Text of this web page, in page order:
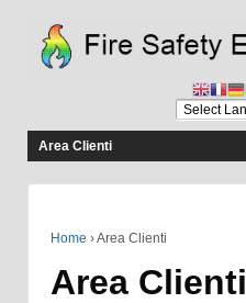
Area Clienti
Home ›Area Clienti
Area Clienti